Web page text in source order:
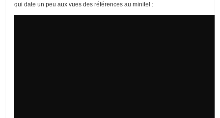
qui date un peu aux vues des références au minitel :